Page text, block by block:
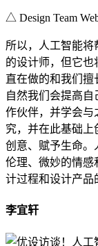
△ Design Team
所以，人工智能将
的设计师，但它
直在做的和我们
自然我们会提高
作伙伴，并学会与
究，并在此基础
创意、赋予生命。
伦理、微妙的情感
计过程和设计产品
李宜轩